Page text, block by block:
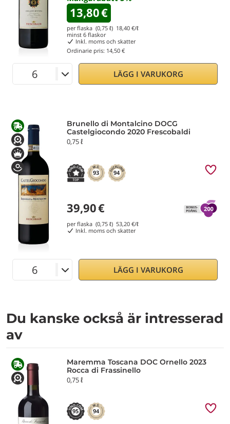
13,80€
per flaska (0,75 ℓ) 18,40 €/ℓ
minst 6 flaskor
Inkl. moms och skatter
Ordinarie pris: 14,50 €
LÄGG I VARUKORG
Brunello di Montalcino DOCG
Castelgiocondo 2020 Frescobaldi
0,75 ℓ
93 94
39,90€
per flaska (0,75 ℓ) 53,20 €/ℓ
Inkl. moms och skatter
LÄGG I VARUKORG
Du kanske också är intresserad
av
Maremma Toscana DOC Ornello 2023
Rocca di Frassinello
0,75 ℓ
95 94